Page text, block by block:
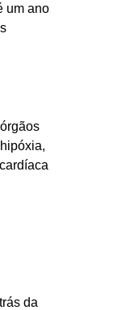
um ano
da